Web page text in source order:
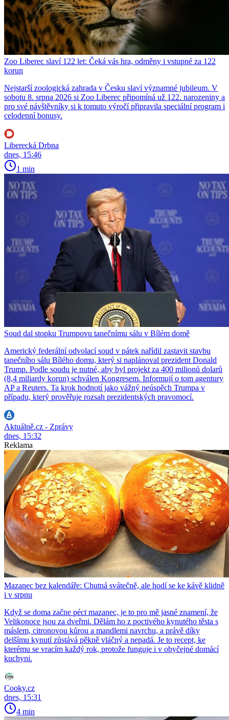
Zoo Liberec slaví 122 let: Čeká vás hra, odměny i vstupné za 122
korun
Nejstarší zoologická zahrada v Česku slaví významné jubileum. V
sobotu 8. srpna 2026 si Zoo Liberec připomíná už 122. narozeniny a
pro své návštěvníky si k tomuto výročí připravila speciální program i
celodenní bonusy.
Liberecká Drbna
dnes, 15:46
1 min
Soud dal stopku Trumpovu tanečnímu sálu v Bílém domě
Americký federální odvolací soud v pátek nařídil zastavit stavbu
tanečního sálu Bílého domu, který si naplánoval prezident Donald
Trump. Podle soudu je nutné, aby byl projekt za 400 milionů dolarů
(8,4 miliardy korun) schválen Kongresem. Informují o tom agentury
AP a Reuters. Ta krok hodnotí jako vážný neúspěch Trumpa v
případu, který prověřuje rozsah prezidentských pravomocí.
Aktuálně.cz - Zprávy
dnes, 15:32
Reklama
Mazanec bez kalendáře: Chutná svátečně, ale hodí se ke kávě klidně
i v srpnu
Když se doma začne péct mazanec, je to pro mě jasné znamení, že
Velikonoce jsou za dveřmi. Dělám ho z poctivého kynutého těsta s
máslem, citronovou kůrou a mandlemi navrchu, a právě díky
delšímu kynutí zůstává pěkně vláčný a nepadá. Je to recept, ke
kterému se vracím každý rok, protože funguje i v obyčejné domácí
kuchyni.
Cooky.cz
dnes, 15:31
4 min